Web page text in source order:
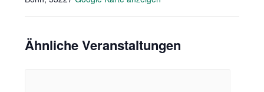
Ähnliche Veranstaltungen